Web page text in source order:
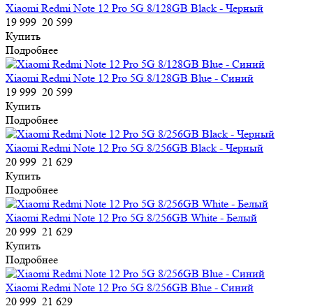
Xiaomi Redmi Note 12 Pro 5G 8/128GB Black - Черный
19 999 20 599
Купить
Подробнее
Xiaomi Redmi Note 12 Pro 5G 8/128GB Blue - Синий
19 999 20 599
Купить
Подробнее
Xiaomi Redmi Note 12 Pro 5G 8/256GB Black - Черный
20 999 21 629
Купить
Подробнее
Xiaomi Redmi Note 12 Pro 5G 8/256GB White - Белый
20 999 21 629
Купить
Подробнее
Xiaomi Redmi Note 12 Pro 5G 8/256GB Blue - Синий
20 999 21 629